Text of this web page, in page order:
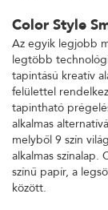
Color Style
Az egyik legjobb
legtöbb
tapintású kreatív
felülettel
tapintható
alkalmas
melyből 9 szín
alkalmas színalap.
színű papír, a
között.